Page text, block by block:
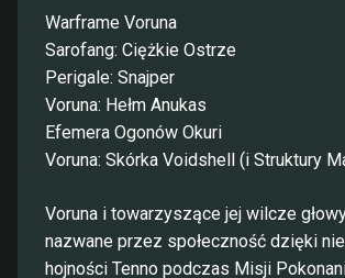
Warframe Voruna
Sarofang: Ciężkie Ostrze
Perigale: Snajper
Voruna: Hełm Anukas
Efemera Ogonów Okuri
Voruna: Skórka Voidshell (i Struktury
Voruna i towarzyszące jej wilcze
nazwane przez społeczność dzięki
hojności Tenno podczas Misji